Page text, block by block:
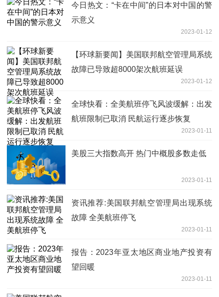
今日热文：“卡在中间”的日本对中国的警
示意义
2023-01-12
【环球新要闻】美国联邦航空管理局系统
故障已导致超8000架次航班延误
2023-01-12
全球快看：全美航班停飞风波缓解：出发
航班限制已取消 民航运行逐步恢复
2023-01-11
美股三大指数高开 热门中概股多数走低
2023-01-11
资讯推荐:美国联邦航空管理局出现系统
故障 全美航班停飞
2023-01-11
报告：2023年亚太地区商业地产投资有
望回暖
2023-01-11